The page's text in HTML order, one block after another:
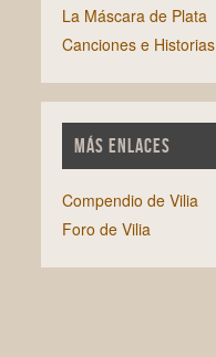
La Máscara de Plata
Canciones e Historias
MÁS ENLACES
Compendio de Vilia
Foro de Vilia